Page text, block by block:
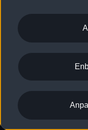
2G/3G nätet stängs
Nyhetsbrev
Vårt
Lediga tjänster
Lediga tjänster hos
Kommentar till
Anpassa
Visselblåsarkanaler